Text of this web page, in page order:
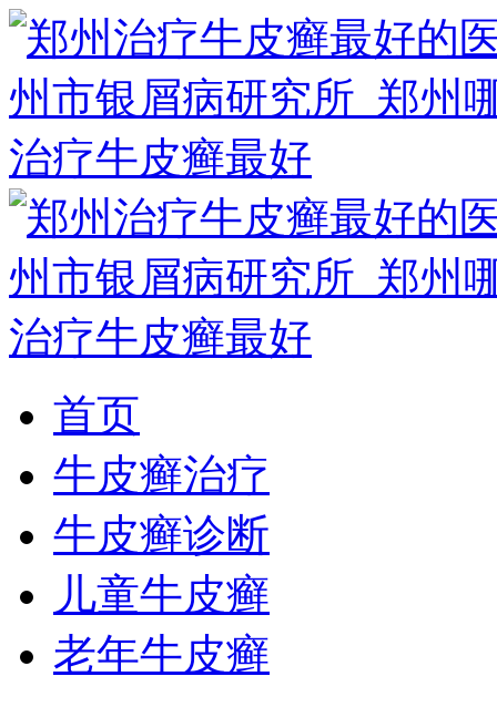
首页
牛皮癣治疗
牛皮癣诊断
儿童牛皮癣
老年牛皮癣